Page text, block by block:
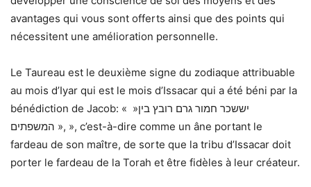
avantages qui vous sont offerts ainsi que des points qui
nécessitent une amélioration personnelle.
Le Taureau est le deuxième signe du zodiaque attribuable
au mois d’Iyar qui est le mois d’Issacar qui a été béni par la
bénédiction de Jacob: « »יששכר חמור גרם רובץ בין
המשפתים », », c’est-à-dire comme un âne portant le
fardeau de son maître, de sorte que la tribu d’Issacar doit
porter le fardeau de la Torah et être fidèles à leur créateur.